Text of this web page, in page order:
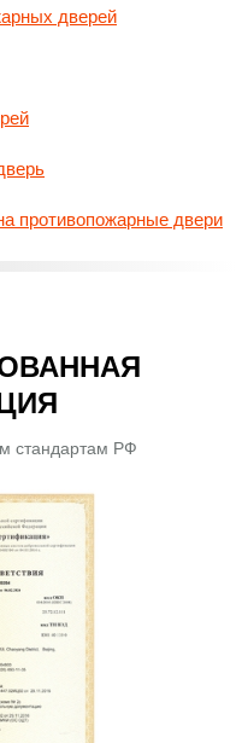
дверей
противопожарные двери
стандартам РФ